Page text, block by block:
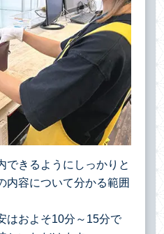
できるようにしっかりと
内容について分かる範囲
はおよそ10分～15分で